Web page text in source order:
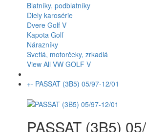
Blatníky, podblatníky
Diely karosérie
Dvere Golf V
Kapota Golf
Nárazníky
Svetlá, motorčeky, zrkadlá
View All VW GOLF V
+- PASSAT (3B5) 05/97-12/01
PASSAT (3B5)